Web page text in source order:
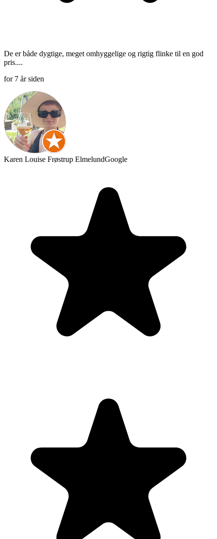
De er både dygtige, meget omhyggelige og rigtig flinke til en god
pris....
for 7 år siden
Karen Louise Frøstrup ElmelundGoogle